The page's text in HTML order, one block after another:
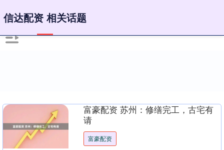
信达配资 相关话题
富豪配资 苏州：修缮完工，古宅有
请
富豪配资